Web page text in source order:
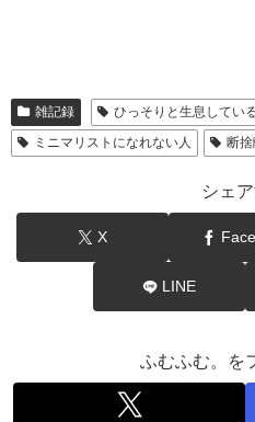
雑記録 ひっそりと生息してい
ミニマリストになれない人
断
シェ
X
LINE
ふむふむ。を